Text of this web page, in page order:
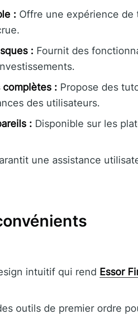
: Offre une expérience de
: Fournit des
complètes : Propose des
des utilisateurs.
: Disponible sur les
une assistance
intuitif qui rend Essor
outils de premier ordre